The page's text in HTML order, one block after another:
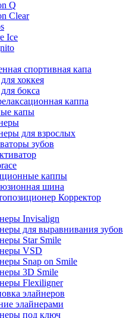
Q
Clear
Ice
спортивная капа
хоккея
бокса
каппа
капы
для взрослых
зубов
каппы
шина
Корректор
Invisalign
для выравнивания зубов
Star Smile
VSD
Snap on Smile
3D Smile
Flexiligner
элайнеров
элайнерами
под ключ